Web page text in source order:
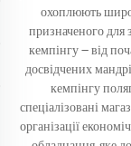
охоплюють
призначеного для
кемпінгу — від
досвідчених
кемпінгу
спеціалізовані
організації